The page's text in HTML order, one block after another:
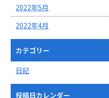
2022年5月
2022年4月
カテゴリー
日記
投稿日カレンダー